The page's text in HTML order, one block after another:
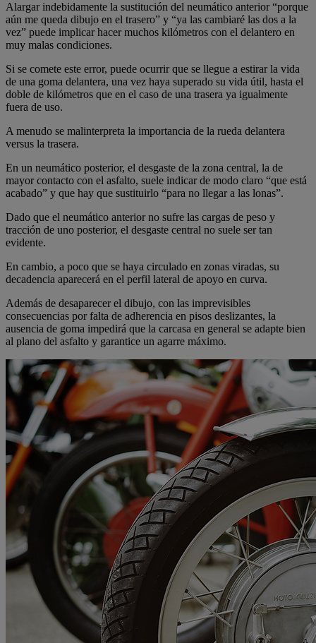
Alargar indebidamente la sustitución del neumático anterior “porque
aún me queda dibujo en el trasero” y “ya las cambiaré las dos a la
vez” puede implicar hacer muchos kilómetros con el delantero en
muy malas condiciones.
Si se comete este error, puede ocurrir que se llegue a estirar la vida
de una goma delantera, una vez haya superado su vida útil, hasta el
doble de kilómetros que en el caso de una trasera ya igualmente
fuera de uso.
A menudo se malinterpreta la importancia de la rueda delantera
versus la trasera.
En un neumático posterior, el desgaste de la zona central, la de
mayor contacto con el asfalto, suele indicar de modo claro “que está
acabado” y que hay que sustituirlo “para no llegar a las lonas”.
Dado que el neumático anterior no sufre las cargas de peso y
tracción de uno posterior, el desgaste central no suele ser tan
evidente.
En cambio, a poco que se haya circulado en zonas viradas, su
decadencia aparecerá en el perfil lateral de apoyo en curva.
Además de desaparecer el dibujo, con las imprevisibles
consecuencias por falta de adherencia en pisos deslizantes, la
ausencia de goma impedirá que la carcasa en general se adapte bien
al plano del asfalto y garantice un agarre máximo.